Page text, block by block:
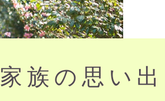
家族の思い出